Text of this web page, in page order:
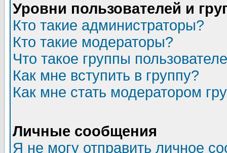
Уровни пользователей и
Кто такие администраторы?
Кто такие модераторы?
Что такое группы
Как мне вступить в группу?
Как мне стать модератором
Личные сообщения
Я не могу отправить личное